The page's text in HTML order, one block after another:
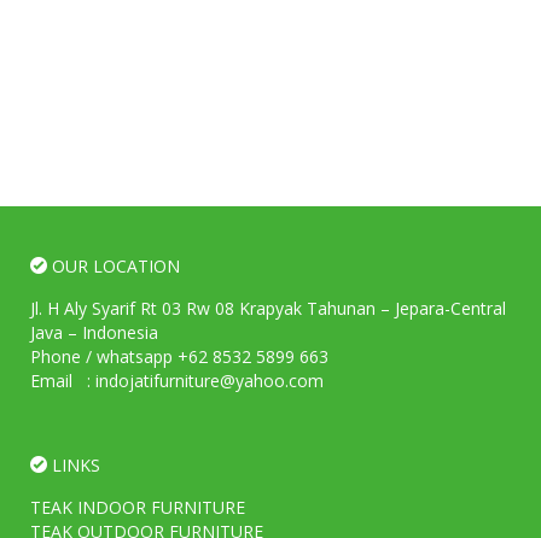
OUR LOCATION
Jl. H Aly Syarif Rt 03 Rw 08 Krapyak Tahunan – Jepara-Central
Java – Indonesia
Phone / whatsapp +62 8532 5899 663
Email : indojatifurniture@yahoo.com
LINKS
TEAK INDOOR FURNITURE
TEAK OUTDOOR FURNITURE